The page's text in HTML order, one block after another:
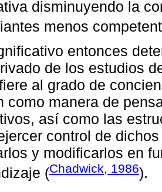
disminuyendo la
menos
entonces
de los estudios
al grado de
como manera de
así como las
control de
y modificarlos en
(Chadwick, 1986).